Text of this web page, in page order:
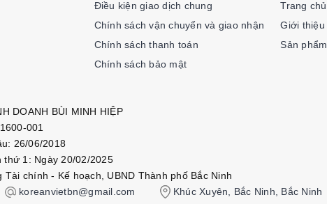
Điều kiện giao dịch chung
Chính sách vận chuyển và giao nhận
Chính sách thanh toán
Chính sách bảo mật
Trang chủ
Giới thiệu
Sản phẩm
DOANH BÙI MINH HIỆP
001
26/06/2018
thứ 1: Ngày 20/02/2025
Tài chính - Kế hoạch, UBND Thành phố Bắc Ninh
koreanvietbn@gmail.com Khúc Xuyên, Bắc Ninh, Bắc Ninh